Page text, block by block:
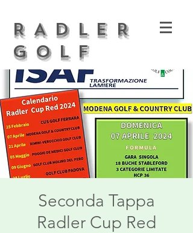
RADLER
GOLF
Seconda Tappa
Radler Cup Red